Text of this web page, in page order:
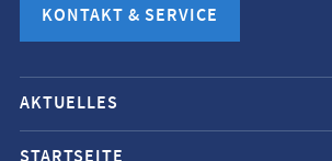
KONTAKT & SERVICE
Mobile-
Service-
AKTUELLES